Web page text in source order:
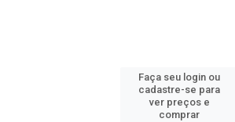
Faça seu login ou
cadastre-se para
ver preços e
comprar